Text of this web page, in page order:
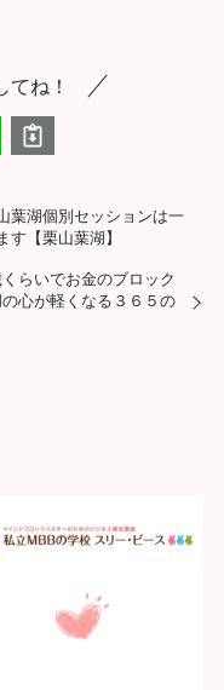
てね！
葉湖個別セッションは一
【栗山葉湖】
らいでお金のブロック
心が軽くなる３６５の